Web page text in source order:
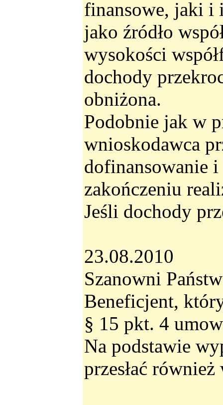
finansowe, jaki i
jako źródło
wysokości
dochody
obniżona.
Podobnie jak w
wnioskodawca
dofinansowanie i
zakończeniu
Jeśli dochody
23.08.2010
Szanowni
Beneficjent,
§ 15 pkt. 4
Na podstawie
przesłać